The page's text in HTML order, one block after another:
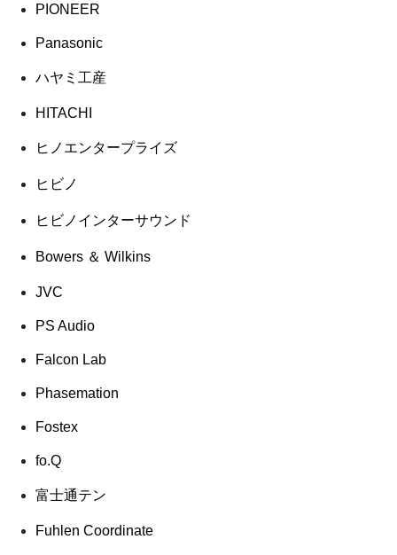
PIONEER
Panasonic
ハヤミ工産
HITACHI
ヒノエンタープライズ
ヒビノ
ヒビノインターサウンド
Bowers ＆ Wilkins
JVC
PS Audio
Falcon Lab
Phasemation
Fostex
fo.Q
富士通テン
Fuhlen Coordinate